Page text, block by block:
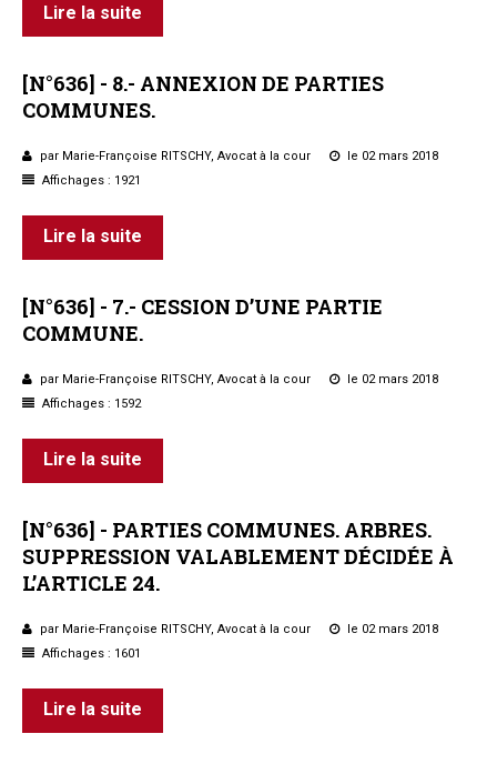
Lire la suite
[N°636] - 8.- ANNEXION DE PARTIES
COMMUNES.
par Marie-Françoise RITSCHY, Avocat à la cour
le 02 mars 2018
Affichages : 1921
Lire la suite
[N°636] - 7.- CESSION D’UNE PARTIE
COMMUNE.
par Marie-Françoise RITSCHY, Avocat à la cour
le 02 mars 2018
Affichages : 1592
Lire la suite
[N°636] - PARTIES COMMUNES. ARBRES.
SUPPRESSION VALABLEMENTDÉCIDÉE À
L’ARTICLE 24.
par Marie-Françoise RITSCHY, Avocat à la cour
le 02 mars 2018
Affichages : 1601
Lire la suite